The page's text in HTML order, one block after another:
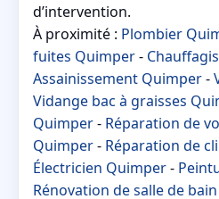
d’intervention.
À proximité : Plombier
fuites Quimper-
Assainissement Quimper-
Vidange bac à graisses
Quimper- Réparation de
Quimper- Réparation de
Électricien Quimper-
Rénovation de salle de